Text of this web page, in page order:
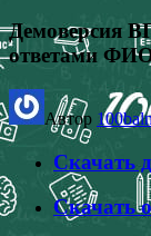
Демоверсия
ответами
Автор
Скачать
Скачать